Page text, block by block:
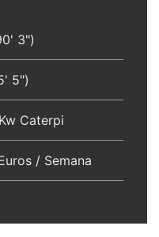
3")
5")
Caterpi
/ Semana